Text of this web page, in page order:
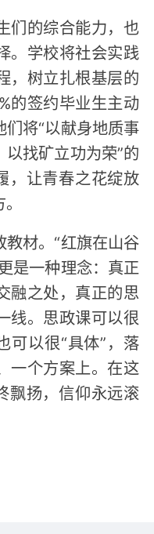
们的综合能力，也
。学校将社会实践
，树立扎根基层的
的签约毕业生主动
将“以献身地质事
找矿立功为荣”的
，让青春之花绽放
材。“红旗在山谷
是一种理念：真正
融之处，真正的思
线。思政课可以很
可以很“具体”，落
一个方案上。在这
飘扬，信仰永远滚